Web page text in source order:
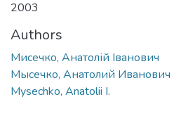
2003
Authors
Мисечко, Анатолій Іванович
Мысечко, Анатолий Иванович
Mysechko, Аnatolii I.